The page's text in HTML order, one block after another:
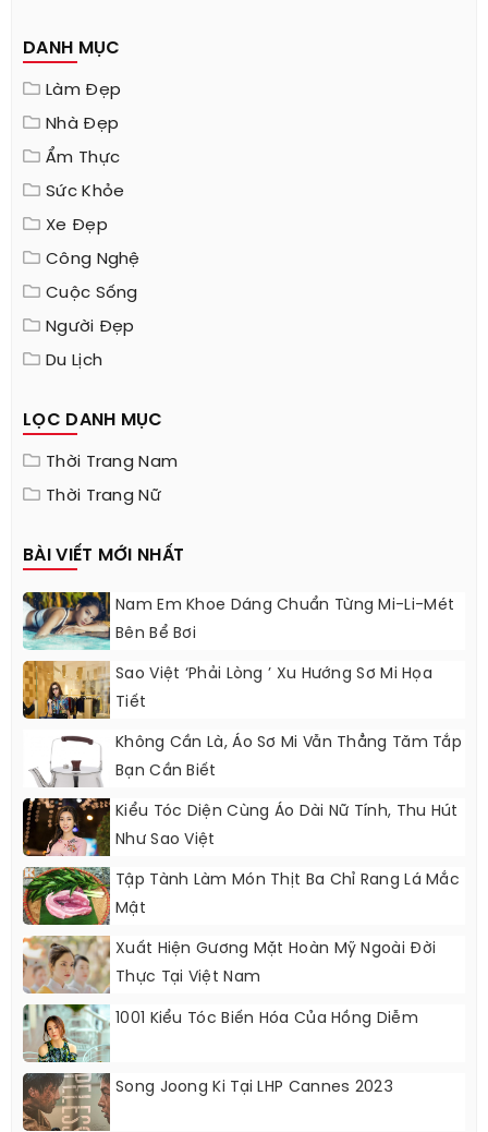
DANH MỤC
Làm Đẹp
Nhà Đẹp
Ẩm Thực
Sức Khỏe
Xe Đẹp
Công Nghệ
Cuộc Sống
Người Đẹp
Du Lịch
LỌC DANH MỤC
Thời Trang Nam
Thời Trang Nữ
BÀI VIẾT MỚI NHẤT
Nam Em Khoe Dáng Chuẩn Từng Mi-Li-Mét
Bên Bể Bơi
Sao Việt ‘phải Lòng ’ Xu Hướng Sơ Mi Họa
Tiết
Không Cần Là, Áo Sơ Mi Vẫn Thẳng Tăm Tắp
Bạn Cần Biết
Kiểu Tóc Diện Cùng Áo Dài Nữ Tính, Thu Hút
Như Sao Việt
Tập Tành Làm Món Thịt Ba Chỉ Rang Lá Mắc
Mật
Xuất Hiện Gương Mặt Hoàn Mỹ Ngoài Đời
Thực Tại Việt Nam
1001 Kiểu Tóc Biến Hóa Của Hồng Diễm
Song Joong Ki Tại LHP Cannes 2023